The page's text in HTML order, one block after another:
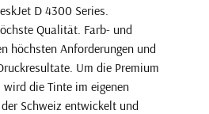
D 4300 Series.
Qualität. Farb- und
höchsten Anforderungen und
Um die Premium
die Tinte im eigenen
Schweiz entwickelt und